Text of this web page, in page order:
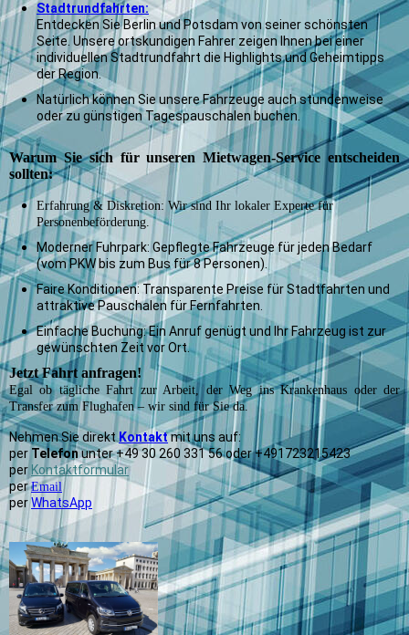
Stadtrundfahrten:
Entdecken Sie Berlin und Potsdam von seiner schönsten
Seite. Unsere ortskundigen Fahrer zeigen Ihnen bei einer
individuellen Stadtrundfahrt die Highlights und Geheimtipps
der Region.
Natürlich können Sie unsere Fahrzeuge auch stundenweise
oder zu günstigen Tagespauschalen buchen.
Warum Sie sich für unseren Mietwagen-Service entscheiden
sollten:
Erfahrung & Diskretion: Wir sind Ihr lokaler Experte für
Personenbeförderung.
Moderner Fuhrpark: Gepflegte Fahrzeuge für jeden Bedarf
(vom PKW bis zum Bus für 8 Personen).
Faire Konditionen: Transparente Preise für Stadtfahrten und
attraktive Pauschalen für Fernfahrten.
Einfache Buchung: Ein Anruf genügt und Ihr Fahrzeug ist zur
gewünschten Zeit vor Ort.
Jetzt Fahrt anfragen!
Egal ob tägliche Fahrt zur Arbeit, der Weg ins Krankenhaus oder der
Transfer zum Flughafen – wir sind für Sie da.
Nehmen Sie direktKontaktmit uns auf:
perTelefonunter +49 30 260 331 56 oder +491723215423
per Kontaktformular
perEmail
perWhatsApp